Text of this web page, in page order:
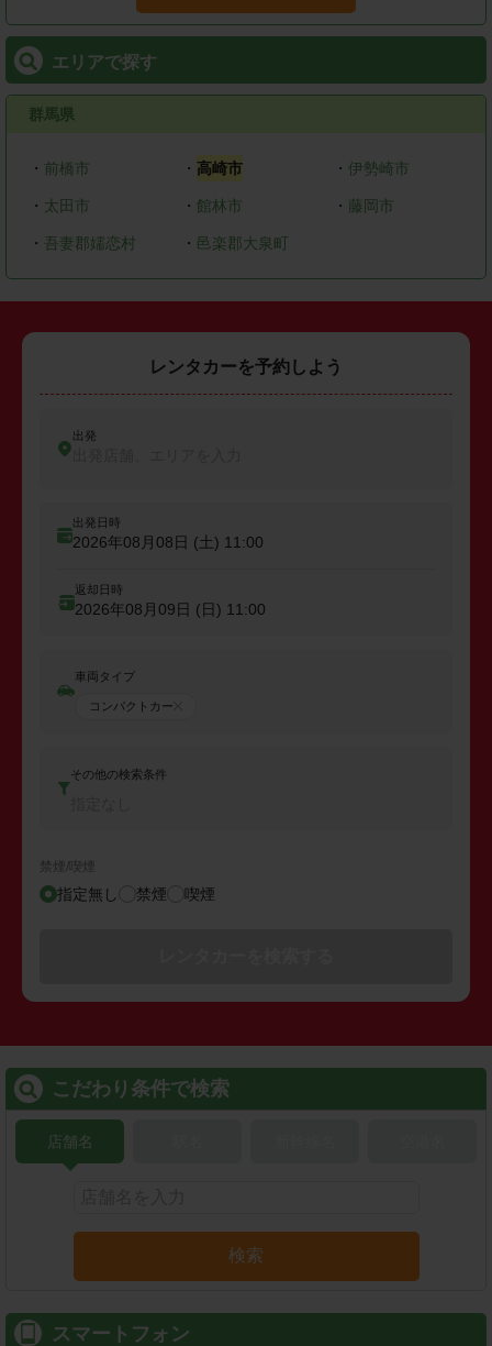
エリアで探す
群馬県
・ 前橋市 ・ 高崎市 ・ 伊勢崎市
・ 太田市 ・ 館林市 ・ 藤岡市
・ 吾妻郡嬬恋村 ・ 邑楽郡大泉町
レンタカーを予約しよう
出発
出発日時
2026年08月08日 (土) 11:00
返却日時
2026年08月09日 (日) 11:00
車両タイプ
コンパクトカー
その他の検索条件
禁煙/喫煙
指定無し 禁煙 喫煙
こだわり条件で検索
店舗名
検索
スマートフォン